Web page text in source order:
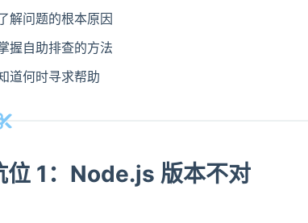
解问题的根本原因
握自助排查的方法
道何时寻求帮助
位 1：Node.js 版本不对